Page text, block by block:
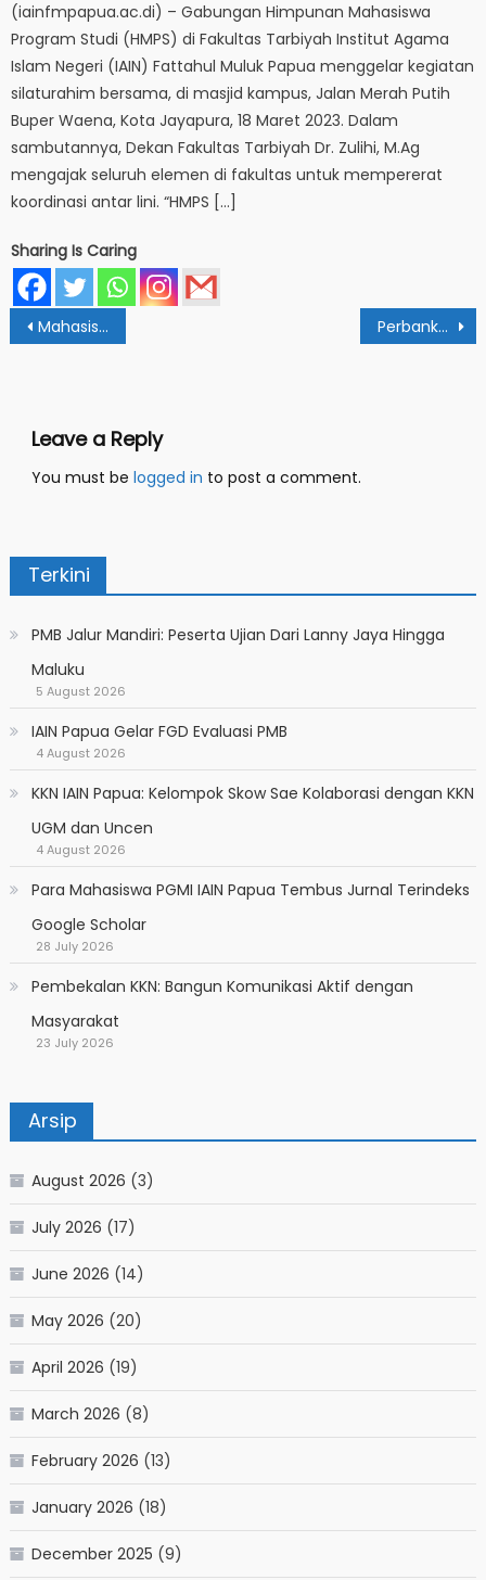
(iainfmpapua.ac.di) – Gabungan Himpunan Mahasiswa
Program Studi (HMPS) di Fakultas Tarbiyah Institut Agama
Islam Negeri (IAIN) Fattahul Muluk Papua menggelar kegiatan
silaturahim bersama, di masjid kampus, Jalan Merah Putih
Buper Waena, Kota Jayapura, 18 Maret 2023. Dalam
sambutannya, Dekan Fakultas Tarbiyah Dr. Zulihi, M.Ag
mengajak seluruh elemen di fakultas untuk mempererat
koordinasi antar lini. “HMPS […]
Sharing Is Caring
Post
navigation
Mahasiswa IAIN Papua Nahkodai AMHTN-SI Korda Papua Perbankan Syariah IAIN Papua Ukir Banyak Prestasi di PS EXPO
Leave a Reply
You must be logged in to post a comment.
Terkini
PMB Jalur Mandiri: Peserta Ujian Dari Lanny Jaya Hingga
Maluku
5 August 2026
IAIN Papua Gelar FGD Evaluasi PMB
4 August 2026
KKN IAIN Papua: Kelompok Skow Sae Kolaborasi dengan KKN
UGM dan Uncen
4 August 2026
Para Mahasiswa PGMI IAIN Papua Tembus Jurnal Terindeks
Google Scholar
28 July 2026
Pembekalan KKN: Bangun Komunikasi Aktif dengan
Masyarakat
23 July 2026
Arsip
August 2026 (3)
July 2026 (17)
June 2026 (14)
May 2026 (20)
April 2026 (19)
March 2026 (8)
February 2026 (13)
January 2026 (18)
December 2025 (9)